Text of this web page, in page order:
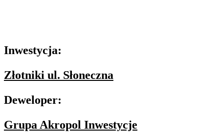
Inwestycja:
Złotniki ul. Słoneczna
Deweloper:
Grupa Akropol Inwestycje